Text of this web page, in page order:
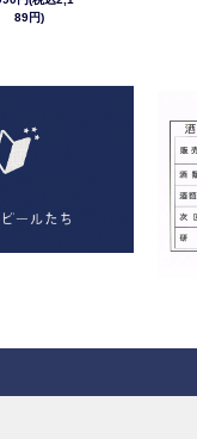
89円)